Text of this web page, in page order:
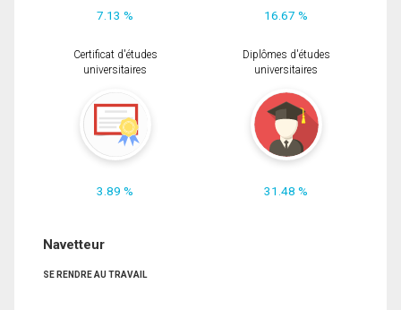
7.13 % 16.67 %
Certificat d'études
universitaires
3.89 %
Diplômes d'études
universitaires
31.48 %
Navetteur
SE RENDRE AU TRAVAIL